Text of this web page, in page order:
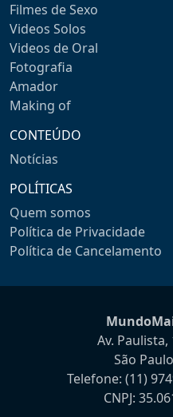
Filmes de Sexo
Videos Solos
Videos de Oral
Fotografia
Amador
Making of
CONTEÚDO
Notícias
POLÍTICAS
Quem somos
Política de Privacidade
Política de Cancelamento
Av.
São
Telefone: (11)
CNPJ: